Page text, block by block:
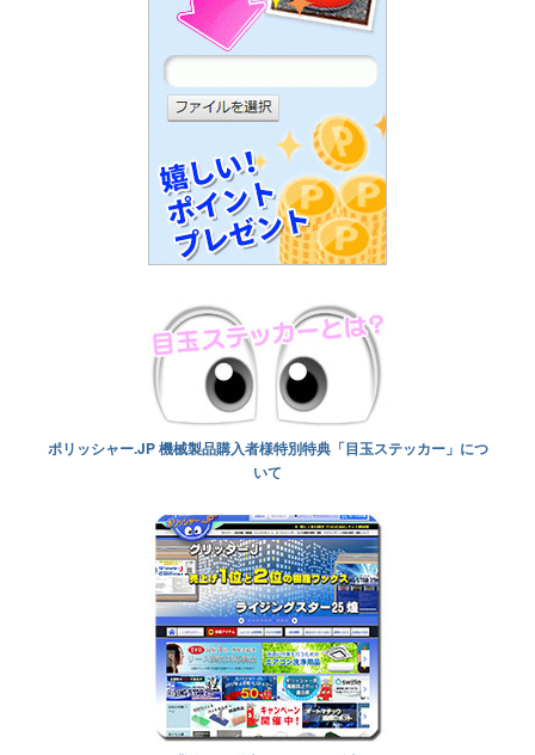
ポリッシャー.JP 機械製品購入者様特別特典「目玉ステッカー」につ
いて